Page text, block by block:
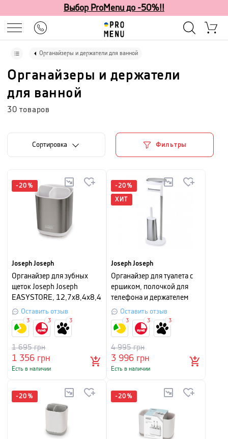
Выбор ProMenu до -50%!!
Органайзеры и держатели для ванной
Органайзеры и держатели
для ванной
30 товаров
Cортировка Фильтры
-20 %
Joseph Joseph
Органайзер для зубных
щеток Joseph Joseph
EASYSTORE, 12,7x8,4x8,4
см, серебристый
Оставить отзыв
1 356 грн
1 695грн
Есть в наличии
3 3 3
-20 %
ХИТ
Joseph Joseph
Органайзер для туалета с
ершиком, полочкой для
телефона и держателем
Joseph Joseph EASYSTORE
Plus,76x17,5x23,5 см,
белый с серебристым
Оставить отзыв
3 996 грн
4 995грн
Есть в наличии
3 3 3
-20 % -20 %